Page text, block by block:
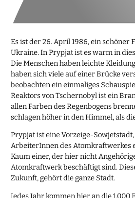
Es ist der 26. April 1986, ein schöner
Ukraine. In Prypjat ist es warm in
Die Menschen haben leichte
haben sich viele auf einer Brücke
beobachten ein einmaliges
Reaktors von Tschernobyl ist ein
allen Farben des Regenbogens
schlagen höher in den Himmel, als
Prypjat ist eine Vorzeige-
ArbeiterInnen des Atomkraftwerkes
Kaum einer, der hier nicht
Atomkraftwerk beschäftigt sind.
Zukunft, gehört die ganze Stadt.
Jedes Jahr kommen hier an die 1.000